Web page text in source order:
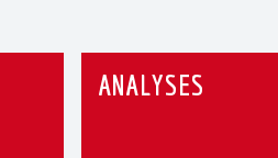
ANALYSES